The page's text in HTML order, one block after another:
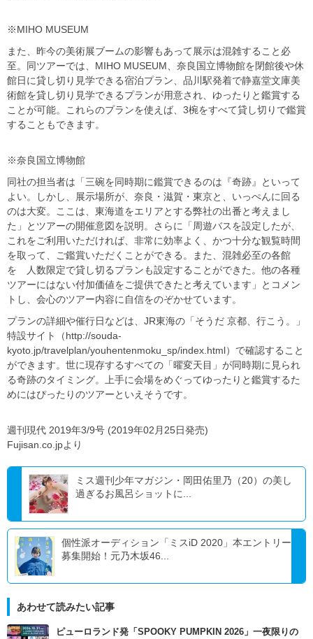
※MIHO MUSEUM
また、昨今の美術展ブームの影響もあって展示は混雑すること必
至。同ツアーでは、MIHO MUSEUM、奈良国立博物館を閉館後や休
館日に貸し切り見学できる宿泊プラン、品川駅発着で静嘉堂文庫美
術館を貸し切り見学できるプランが用意され、ゆったりと鑑賞する
ことが可能。これらのプランを使えば、3椀をすべて貸し切りで鑑賞
することもできます。
※奈良国立博物館
同社の担当者は「三碗を同時期に鑑賞できるのは『奇跡』といって
よい。しかし、展示場所が、奈良・滋賀・東京と、いっぺんに回る
のは大変。ここは、東海道をエリアとする弊社の出番と考えまし
た」とツアーの開催意図を説明。さらに「周遊バスを設定したが、
これをご利用いただければ、非常に効率よく、かつ十分な観覧時間
を取って、ご鑑賞いただくことができる。また、混雑必至の各館
を 人数限定で貸し切るプランも設定することができた。他の各種
ツアーにはない付加価値をご提供できたと考えています」とコメン
トし、会心のツアー内容に自信をのぞかせています。
プランの詳細や催行日などは、JR東海の「そうだ 京都、行こう。」
特設サイト（http://souda-
kyoto.jp/travelplan/youhentenmoku_sp/index.html）で確認すること
ができます。世に現存するすべての「曜変天目」が同時期に見られ
る奇跡のタイミング。上手に会場をめぐってゆったりと鑑賞するた
めにはぴったりのツアーといえそうです。
週刊現代 2019年3/9号 (2019年02月25日発売)
Fujisan.co.jpより
ミス週刊少年マガジン・岡田佑里乃（20）の美し
過ぎるお風呂ショットに...
個性派オーディション「ミスiD 2020」本エントリー
募集開始！元乃木坂46...
あわせて読みたい記事
ピューロランド発「SPOOKY PUMPKIN 2026」一夜限りの